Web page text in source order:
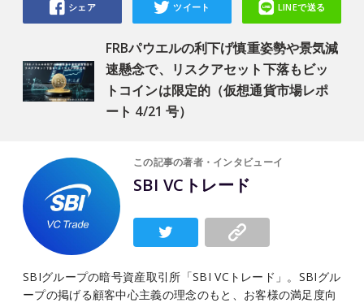
FRBパウエルの利下げ慎重姿勢や景気減
速懸念で、リスクアセット下落もビッ
トコインは限定的（仮想通貨市場レポ
ート 4/21 号）
シェア ツイート LINEで送る
この記事の著者・インタビューイ
SBI VCトレード
SBIグループの暗号資産取引所「SBI VCトレード」。SBIグル
ープの掲げる顧客中心主義の理念のもと、お客様の満足度向